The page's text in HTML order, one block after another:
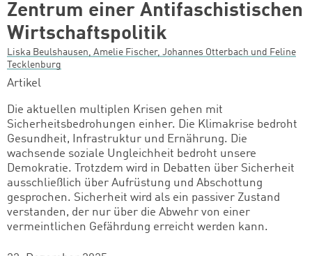
Zentrum einer Antifaschistischen
Wirtschaftspolitik
Liska Beulshausen, Amelie Fischer, Johannes Otterbach und Feline
Tecklenburg
Artikel
Die aktuellen multiplen Krisen gehen mit
Sicherheitsbedrohungen einher. Die Klimakrise bedroht
Gesundheit, Infrastruktur und Ernährung. Die
wachsende soziale Ungleichheit bedroht unsere
Demokratie. Trotzdem wird in Debatten über Sicherheit
ausschließlich über Aufrüstung und Abschottung
gesprochen. Sicherheit wird als ein passiver Zustand
verstanden, der nur über die Abwehr von einer
vermeintlichen Gefährdung erreicht werden kann.